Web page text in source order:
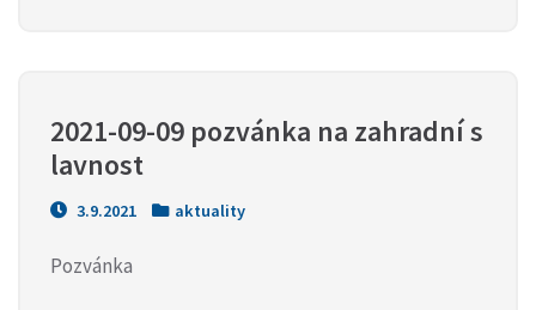
2021-09-09 pozvánka na zahradní s
lavnost
3.9.2021 aktuality
Pozvánka